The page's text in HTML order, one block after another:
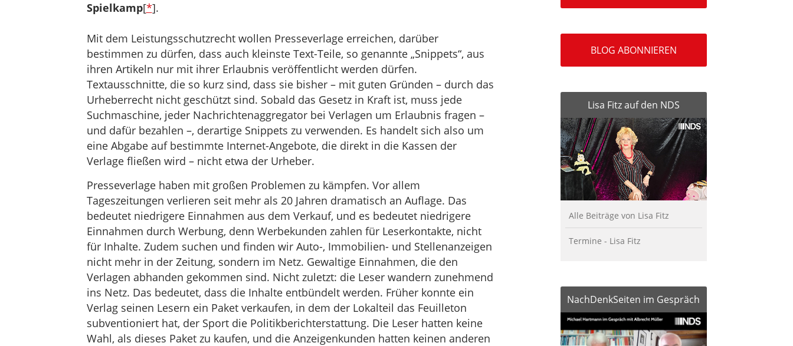
Spielkamp[*].
Mit dem Leistungsschutzrecht wollen Presseverlage erreichen, darüber
bestimmen zu dürfen, dass auch kleinste Text-Teile, so genannte „Snippets“, aus
ihren Artikeln nur mit ihrer Erlaubnis veröffentlicht werden dürfen.
Textausschnitte, die so kurz sind, dass sie bisher – mit guten Gründen – durch das
Urheberrecht nicht geschützt sind. Sobald das Gesetz in Kraft ist, muss jede
Suchmaschine, jeder Nachrichtenaggregator bei Verlagen um Erlaubnis fragen –
und dafür bezahlen –, derartige Snippets zu verwenden. Es handelt sich also um
eine Abgabe auf bestimmte Internet-Angebote, die direkt in die Kassen der
Verlage fließen wird – nicht etwa der Urheber.
Presseverlage haben mit großen Problemen zu kämpfen. Vor allem
Tageszeitungen verlieren seit mehr als 20 Jahren dramatisch an Auflage. Das
bedeutet niedrigere Einnahmen aus dem Verkauf, und es bedeutet niedrigere
Einnahmen durch Werbung, denn Werbekunden zahlen für Leserkontakte, nicht
für Inhalte. Zudem suchen und finden wir Auto-, Immobilien- und Stellenanzeigen
nicht mehr in der Zeitung, sondern im Netz. Gewaltige Einnahmen, die den
Verlagen abhanden gekommen sind. Nicht zuletzt: die Leser wandern zunehmend
ins Netz. Das bedeutet, dass die Inhalte entbündelt werden. Früher konnte ein
Verlag seinen Lesern ein Paket verkaufen, in dem der Lokalteil das Feuilleton
subventioniert hat, der Sport die Politikberichterstattung. Die Leser hatten keine
Wahl, als dieses Paket zu kaufen, und die Anzeigenkunden hatten keinen anderen
BLOG ABONNIEREN
Lisa Fitz auf den NDS
Alle Beiträge von Lisa Fitz
Termine - Lisa Fitz
NachDenkSeiten im Gespräch